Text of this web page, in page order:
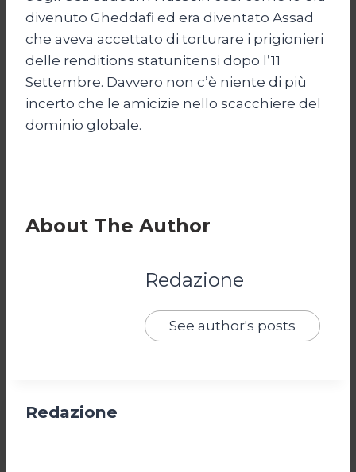
divenuto Gheddafi ed era diventato Assad
che aveva accettato di torturare i prigionieri
delle renditions statunitensi dopo l’11
Settembre. Davvero non c’è niente di più
incerto che le amicizie nello scacchiere del
dominio globale.
About The Author
Redazione
See author's posts
Redazione